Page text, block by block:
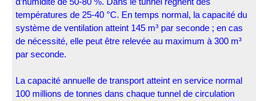
températures de 25-40 °C. En temps normal, la capacité du
système de ventilation atteint 145 m³ par seconde ; en cas
de nécessité, elle peut être relevée au maximum à 300 m³
par seconde.
La capacité annuelle de transport atteint en service normal
100 millions de tonnes dans chaque tunnel de circulation